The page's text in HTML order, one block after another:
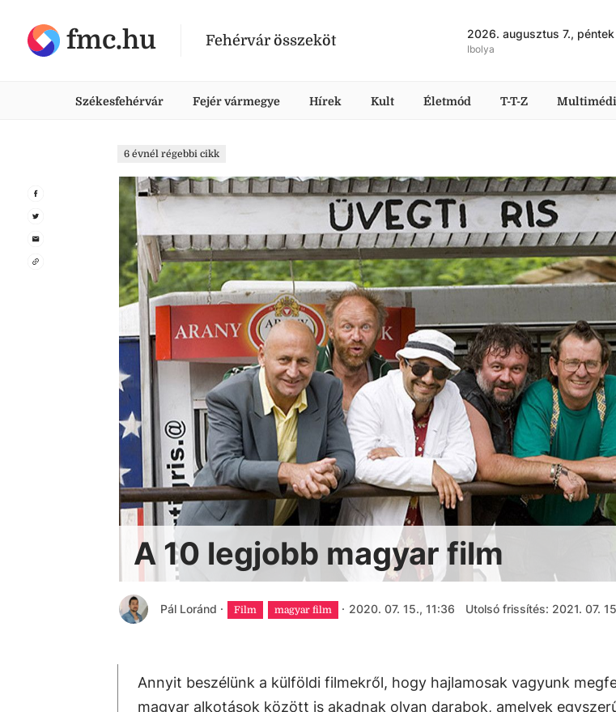
fmc.hu Fehérvár összeköt 2026. augusztus 7., péntek
Ibolya
Székesfehérvár Fejér vármegye Hírek Kult Életmód T-T-Z
6 évnél régebbi cikk
A 10 legjobb magyar film
Pál Loránd · Film magyar film · 2020. 07. 15., 11:36 Utolsó frissítés: 2021. 07.
Annyit beszélünk a külföldi filmekről, hogy hajlamosak vagyunk
magyar alkotások között is akadnak olyan darabok, amelyek